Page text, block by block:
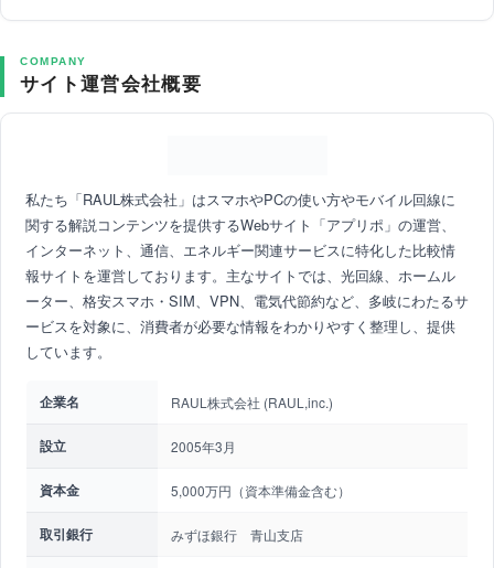
COMPANY
サイト運営会社概要
私たち「RAUL株式会社」はスマホやPCの使い方やモバイル回線に
関する解説コンテンツを提供するWebサイト「アプリポ」の運営、
インターネット、通信、エネルギー関連サービスに特化した比較情
報サイトを運営しております。主なサイトでは、光回線、ホームル
ーター、格安スマホ・SIM、VPN、電気代節約など、多岐にわたるサ
ービスを対象に、消費者が必要な情報をわかりやすく整理し、提供
しています。
企業名 RAUL株式会社 (RAUL,inc.)
設立 2005年3月
資本金 5,000万円（資本準備金含む）
取引銀行 みずほ銀行 青山支店